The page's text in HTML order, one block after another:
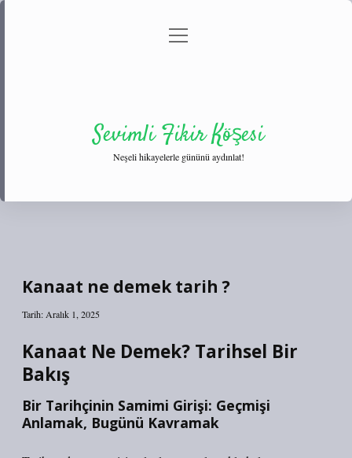
Gizlilik Politikası
menüyü
Sevimli Fikir Köşesi
Neşeli hikayelerle gününü aydınlat!
Kanaat ne demek tarih ?
Tarih: Aralık 1, 2025
Kanaat Ne Demek? Tarihsel Bir
Bakış
Bir Tarihçinin Samimi Girişi: Geçmişi
Anlamak, Bugünü Kavramak